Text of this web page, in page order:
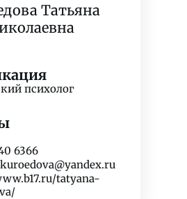
Татьяна
психолог
6366
tatyana-